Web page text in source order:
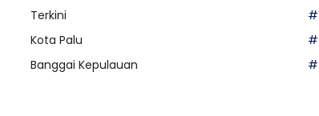
Terkini
Kota Palu
Banggai Kepulauan